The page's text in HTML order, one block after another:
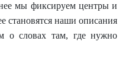
мы фиксируем центры и
становятся наши описания
словах там, где нужно